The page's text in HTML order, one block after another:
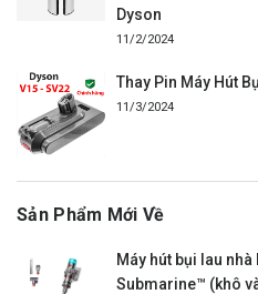
Dyson
11/2/2024
Thay Pin Máy Hút
11/3/2024
Sản Phẩm Mới Về
Máy hút bụi lau
Submarine™ (khô